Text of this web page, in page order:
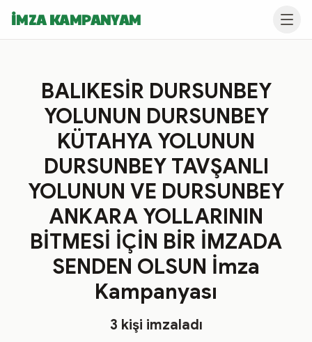
İMZA KAMPANYAM
BALIKESİR DURSUNBEY
YOLUNUN DURSUNBEY
KÜTAHYA YOLUNUN
DURSUNBEY TAVŞANLI
YOLUNUN VE DURSUNBEY
ANKARA YOLLARININ
BİTMESİ İÇİN BİR İMZADA
SENDEN OLSUN İmza
Kampanyası
3 kişi imzaladı